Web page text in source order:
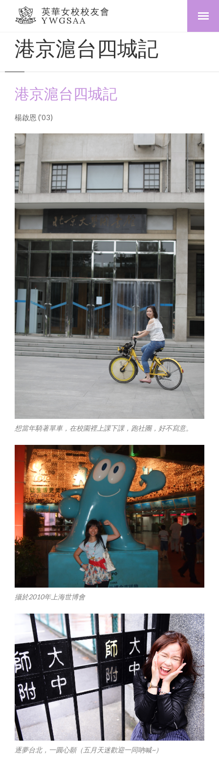
英華女校校友會
YWGSAA
港京滬台四城記
港京滬台四城記
楊啟恩 (’03)
想當年騎著單車，在校園裡上課下課，跑社團，好不寫意。
攝於2010年上海世博會
逐夢台北，一圓心願（五月天迷歡迎一同吶喊~）